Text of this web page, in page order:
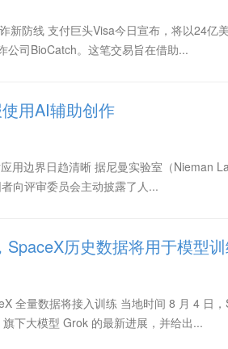
新防线 支付巨头Visa今日宣布，将以24亿
公司BioCatch。这笔交易旨在借助...
用AI辅助创作
用边界日趋清晰 据尼曼实验室（Nieman
向评审委员会主动披露了人...
历史数据将用于模型
全量数据将接入训练 当地时间 8 月 4 日
下大模型 Grok 的最新进展，并给出...